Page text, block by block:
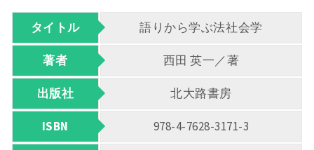
タイトル 語りから学ぶ法社会学
著者 西田 英一／著
出版社 北大路書房
ISBN 978-4-7628-3171-3